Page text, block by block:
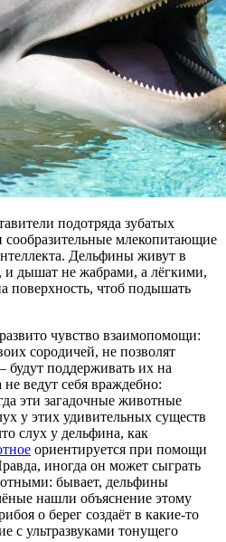
подотряда зубатых
млекопитающие
Дельфины живут в
и дышат не жабрами, а лёгкими,
поверхность, чтоб подышать
чувство взаимопомощи:
сородичей, не позволят
будут поддерживать их на
ведут себя враждебно:
эти загадочные животные
у этих удивительных существ
слух у дельфина, как
ориентируется при помощи
иногда он может сыграть
бывает, дельфины
нашли объяснение этому
о берег создаёт в какие-то
с ультразвуками тонущего